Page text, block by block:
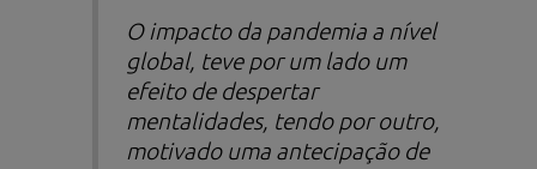
O impacto da pandemia a nível
global, teve por um lado um
efeito de despertar
mentalidades, tendo por outro,
motivado uma antecipação de